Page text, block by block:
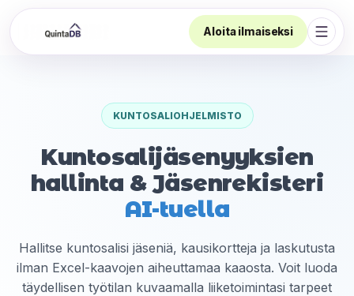
Aloita ilmaiseksi
Avaa
KUNTOSALIOHJELMISTO
Kuntosalijäsenyyksien
hallinta & Jäsenrekisteri
AI-tuella
Hallitse kuntosalisi jäseniä, kausikortteja ja laskutusta
ilman Excel-kaavojen aiheuttamaa kaaosta. Voit luoda
täydellisen työtilan kuvaamalla liiketoimintasi tarpeet